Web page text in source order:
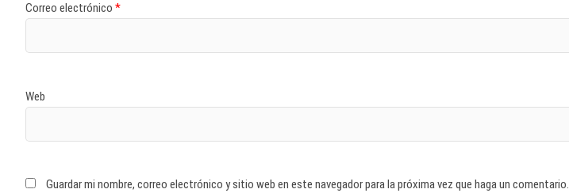
Correo electrónico *
Web
Guardar mi nombre, correo electrónico y sitio web en este navegador para la próxima vez que haga un comentario.